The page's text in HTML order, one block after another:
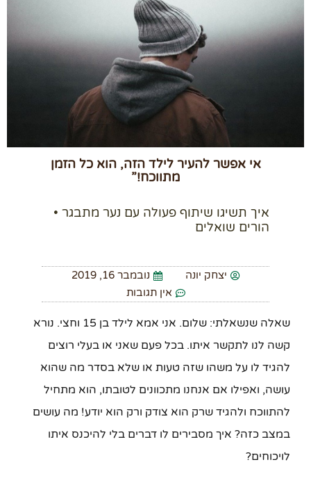
אי אפשר להעיר לילד הזה, הוא כל הזמן
מתווכח!”
איך תשיגו שיתוף פעולה עם נער מתבגר •
הורים שואלים
יצחק יונה
נובמבר 16, 2019
אין תגובות
שאלה שנשאלתי: שלום. אני אמא לילד בן 15 וחצי. נורא
קשה לנו לתקשר איתו. בכל פעם שאני או בעלי רוצים
להגיד לו על משהו שזה טעות או שלא בסדר מה שהוא
עושה, ואפילו אם אנחנו מתכוונים לטובתו, הוא מתחיל
להתווכח ולהגיד שרק הוא צודק ורק הוא יודע! מה עושים
במצב כזה? איך מסבירים לו דברים בלי להיכנס איתו
לויכוחים?